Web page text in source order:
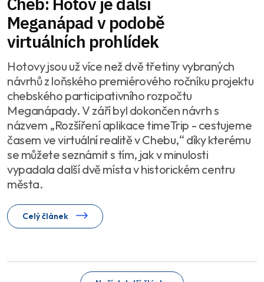
Meganápad v podobě
virtuálních prohlídek
Hotovy jsou už více než dvě třetiny vybraných
návrhů z loňského premiérového ročníku projektu
chebského participativního rozpočtu
Meganápady. V září byl dokončen návrh s
názvem „Rozšíření aplikace timeTrip - cestujeme
časem ve virtuální realitě v Chebu,“ díky kterému
se můžete seznámit s tím, jak v minulosti
vypadala další dvě místa v historickém centru
města.
Celý článek